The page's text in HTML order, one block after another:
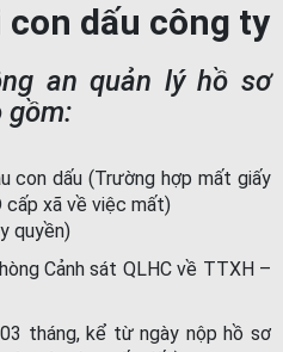
dấu công ty
an quản lý hồ sơ
gồm:
con dấu (Trường hợp mất giấy
cấp xã về việc mất)
quyền)
Cảnh sát QLHC về TTXH –
tháng, kể từ ngày nộp hồ sơ